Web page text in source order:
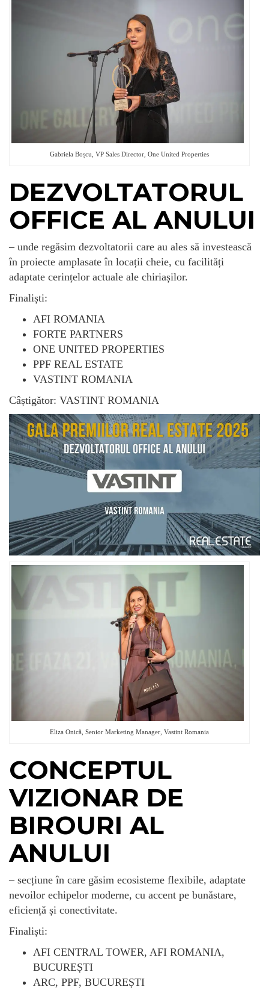
Gabriela Boșcu, VP Sales Director, One United Properties
DEZVOLTATORUL
OFFICE AL ANULUI
– unde regăsim dezvoltatorii care au ales să investească
în proiecte amplasate în locații cheie, cu facilități
adaptate cerințelor actuale ale chiriașilor.
Finaliști:
AFI ROMANIA
FORTE PARTNERS
ONE UNITED PROPERTIES
PPF REAL ESTATE
VASTINT ROMANIA
Câștigător: VASTINT ROMANIA
Eliza Onică, Senior Marketing Manager, Vastint Romania
CONCEPTUL
VIZIONAR DE
BIROURI AL
ANULUI
– secțiune în care găsim ecosisteme flexibile, adaptate
nevoilor echipelor moderne, cu accent pe bunăstare,
eficiență și conectivitate.
Finaliști:
AFI CENTRAL TOWER, AFI ROMANIA,
BUCUREȘTI
ARC, PPF, BUCUREȘTI